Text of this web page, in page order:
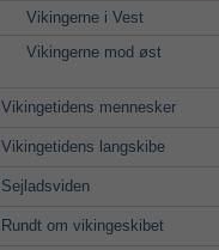
Vikingerne i Vest
Vikingerne mod øst
Vikingetidens mennesker
Vikingetidens langskibe
Sejladsviden
Rundt om vikingeskibet